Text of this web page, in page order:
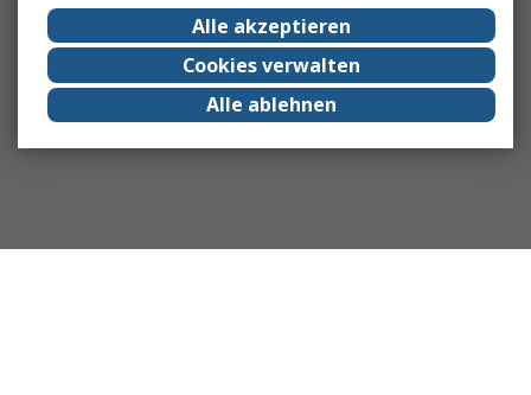
Alle akzeptieren
Cookies verwalten
Alle ablehnen